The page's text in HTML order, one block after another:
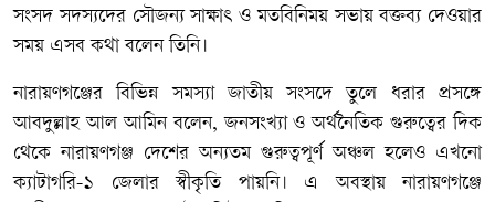
সংসদ সদস্যদের সৌজন্য সাক্ষাৎ ও মতবিনিময় সভায় বক্তব্য দেওয়ার
সময় এসব কথা বলেন তিনি।
নারায়ণগঞ্জের বিভিন্ন সমস্যা জাতীয় সংসদে তুলে ধরার প্রসঙ্গে
আবদুল্লাহ আল আমিন বলেন, জনসংখ্যা ও অর্থনৈতিক গুরুত্বের দিক
থেকে নারায়ণগঞ্জ দেশের অন্যতম গুরুত্বপূর্ণ অঞ্চল হলেও এখনো
ক্যাটাগরি-১ জেলার স্বীকৃতি পায়নি। এ অবস্থায় নারায়ণগঞ্জে